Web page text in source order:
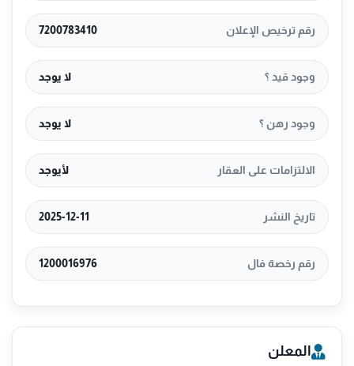
رقم ترخيص الإعلان 7200783410
وجود قيد ؟ لا يوجد
وجود رهن ؟ لا يوجد
الالتزامات على العقار لأيوجد
تاريخ النشر 2025-12-11
رقم رخصة فال 1200016976
المعلن